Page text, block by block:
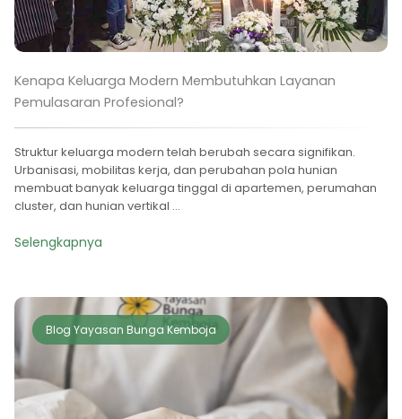
Kenapa Keluarga Modern Membutuhkan Layanan
Pemulasaran Profesional?
Struktur keluarga modern telah berubah secara signifikan.
Urbanisasi, mobilitas kerja, dan perubahan pola hunian
membuat banyak keluarga tinggal di apartemen, perumahan
cluster, dan hunian vertikal ...
Selengkapnya
Blog Yayasan Bunga Kemboja